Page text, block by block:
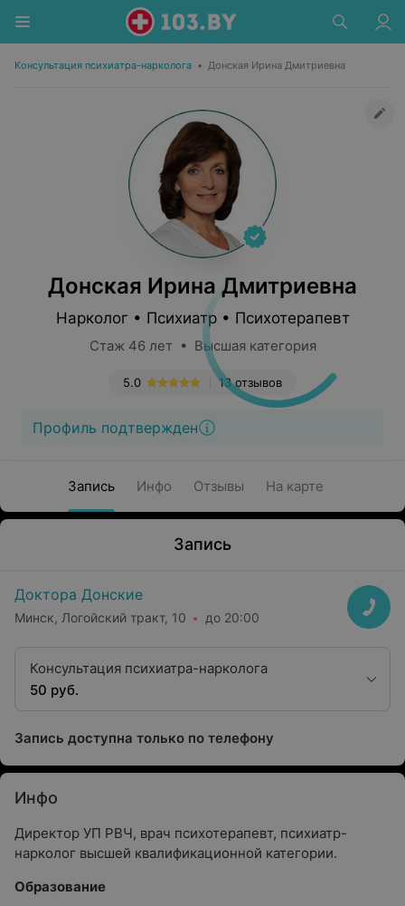
Консультация психиатра-нарколога • Донская Ирина Дмитриевна
Донская Ирина Дмитриевна
Нарколог • Психиатр • Психотерапевт
Стаж 46 лет • Высшая категория
13 отзывов
5.0
Профиль подтвержден
Запись Инфо Отзывы На карте
Запись
Доктора Донские
Минск, Логойский тракт, 10 до 20:00
Консультация психиатра-нарколога
50 руб.
Запись доступна только по телефону
Инфо
Директор УП РВЧ, врач психотерапевт, психиатр-
нарколог высшей квалификационной категории.
Образование